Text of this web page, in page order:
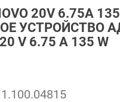
20V 6.75A
УСТРОЙСТВО
V 6.75 A 135 W
1.100.04815